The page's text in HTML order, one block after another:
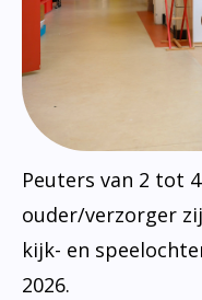
Peuters van 2 tot
ouder/verzorger
kijk- en
2026.